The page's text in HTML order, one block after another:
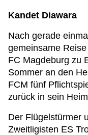
Kandet Diawara
Nach gerade
gemeinsame
FC Magdeburg zu
Sommer an den
FCM fünf
zurück in sein
Der Flügelstürmer
Zweitligisten ES